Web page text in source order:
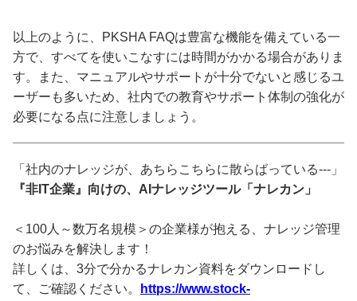
以上のように、PKSHA FAQは豊富な機能を備えている一
方で、すべてを使いこなすには時間がかかる場合がありま
す。また、マニュアルやサポートが十分でないと感じるユ
ーザーも多いため、社内での教育やサポート体制の強化が
必要になる点に注意しましょう。
「社内のナレッジが、あちらこちらに散らばっている---」
『非IT企業』向けの、AIナレッジツール「ナレカン」
＜100人～数万名規模＞の企業様が抱える、ナレッジ管理
のお悩みを解決します！
詳しくは、3分で分かるナレカン資料をダウンロードし
て、ご確認ください。
https://www.stock-